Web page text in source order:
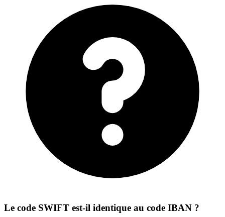
Le code SWIFT est-il identique au code IBAN ?